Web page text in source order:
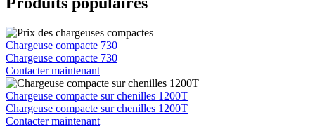
Chargeuse compacte 730
Chargeuse compacte 730
Contacter maintenant
Chargeuse compacte sur chenilles 1200T
Chargeuse compacte sur chenilles 1200T
Contacter maintenant